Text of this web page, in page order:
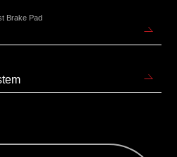
Brake Pad